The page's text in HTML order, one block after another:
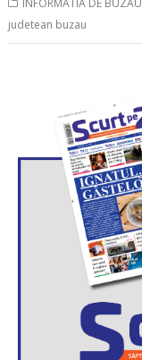
judetean buzau